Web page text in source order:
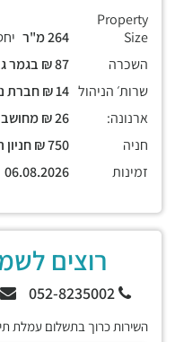
Property
Size
השכרה
שרות׳ הניהול
ארנונה:
חניה
זמינות
רוצים
052-8235002
השירות כרוך בתשלום עמלת